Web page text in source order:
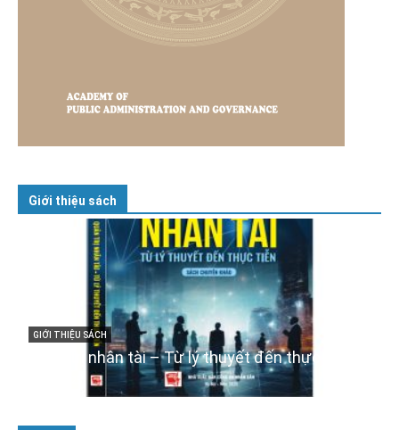
Giới thiệu sách
GIỚI THIỆU SÁCH
Cuốn sách “Tuyệt đối trung thành với Tổ quốc,
với Đảng, Nhà nước và Nhân dân – Sáng ngời
tư cách người Công an cách mạng”